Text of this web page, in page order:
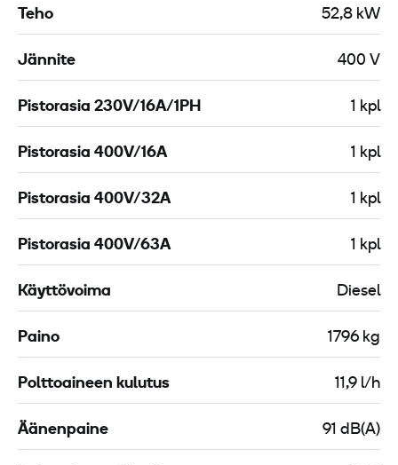
Teho 52,8 kW
Jännite 400 V
Pistorasia 230V/16A/1PH 1 kpl
Pistorasia 400V/16A 1 kpl
Pistorasia 400V/32A 1 kpl
Pistorasia 400V/63A 1 kpl
Käyttövoima Diesel
Paino 1796 kg
Polttoaineen kulutus 11,9 l/h
Äänenpaine 91 dB(A)